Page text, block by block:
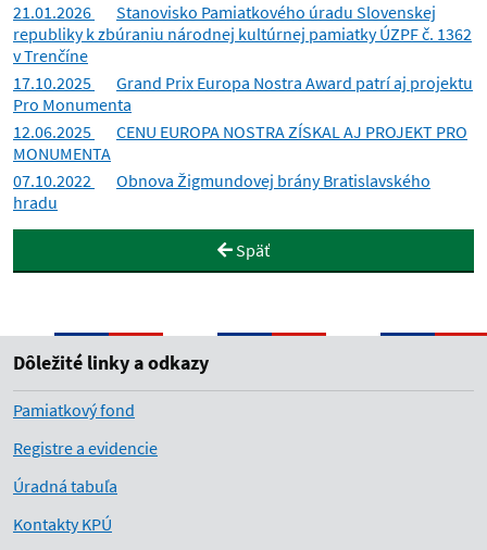
21.01.2026
Stanovisko Pamiatkového úradu Slovenskej
republiky k zbúraniu národnej kultúrnej pamiatky ÚZPF č. 1362
v Trenčíne
17.10.2025
Grand Prix Europa Nostra Award patrí aj projektu
Pro Monumenta
12.06.2025
CENU EUROPA NOSTRA ZÍSKAL AJ PROJEKT PRO
MONUMENTA
07.10.2022
Obnova Žigmundovej brány Bratislavského
hradu
Späť
Dôležité linky a odkazy
Pamiatkový fond
Registre a evidencie
Úradná tabuľa
Kontakty KPÚ